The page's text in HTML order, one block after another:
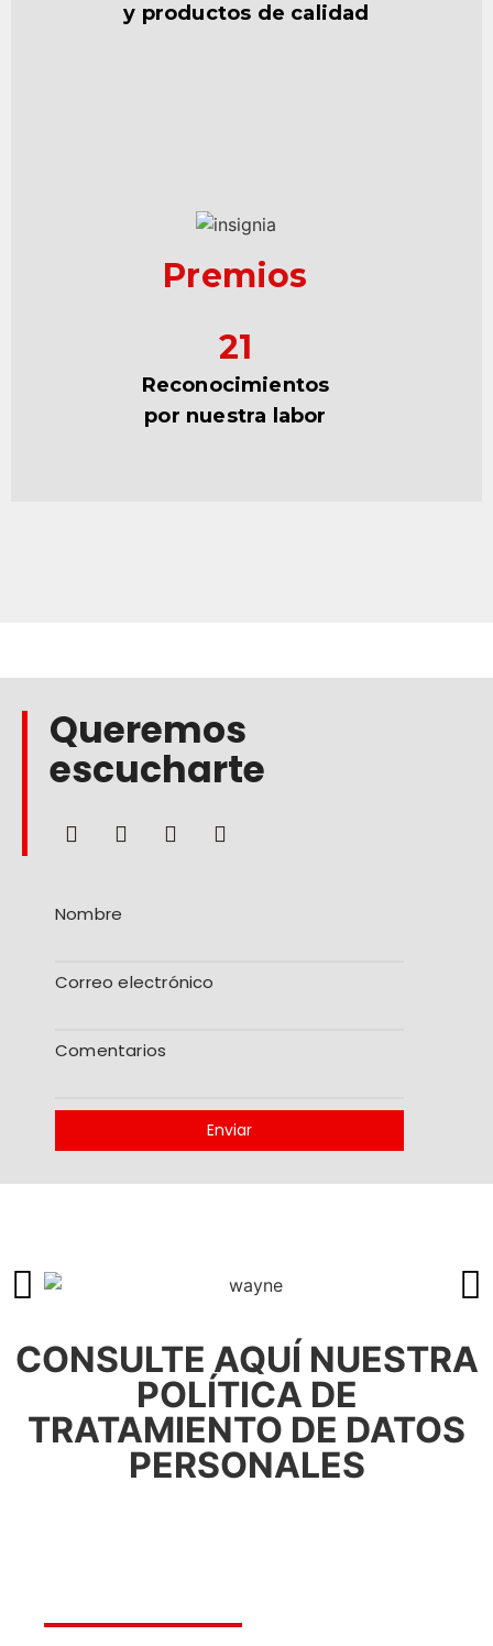
y productos de calidad
Premios
21
Reconocimientos
por nuestra labor
Queremos
escucharte
Nombre
Correo electrónico
Comentarios
Enviar
CONSULTE AQUÍ NUESTRA
POLÍTICA DE
TRATAMIENTO DE DATOS
PERSONALES